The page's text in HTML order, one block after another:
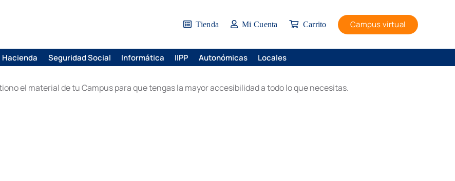
Tienda Mi Cuenta Carrito Campus virtual
Hacienda Seguridad Social Informática IIPP Autonómicas Locales
el material de tu Campus para que tengas la mayor accesibilidad a todo lo que necesitas.